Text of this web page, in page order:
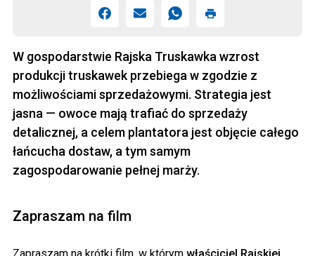
W gospodarstwie Rajska Truskawka wzrost
produkcji truskawek przebiega w zgodzie z
możliwościami sprzedażowymi. Strategia jest
jasna — owoce mają trafiać do sprzedaży
detalicznej, a celem plantatora jest objęcie całego
łańcucha dostaw, a tym samym
zagospodarowanie pełnej marży.
Zapraszam na film